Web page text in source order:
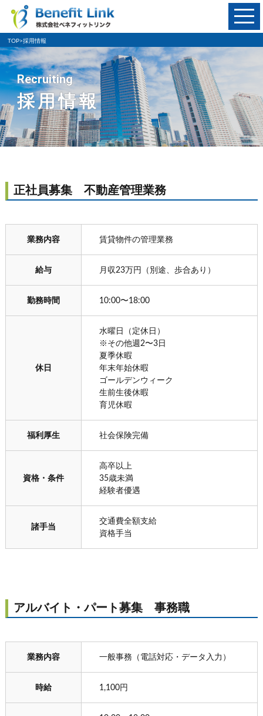
TOP>採用情報
Recruiting
採用情報
正社員募集 不動産管理業務
業務内容 賃貸物件の管理業務
給与 月収23万円（別途、歩合あり）
勤務時間 10:00〜18:00
休日
水曜日（定休日）
※その他週2〜3日
夏季休暇
年末年始休暇
ゴールデンウィーク
生前生後休暇
育児休暇
福利厚生 社会保険完備
資格・条件
高卒以上
35歳未満
経験者優遇
諸手当
交通費全額支給
資格手当
アルバイト・パート募集 事務職
業務内容 一般事務（電話対応・データ入力）
時給 1,100円